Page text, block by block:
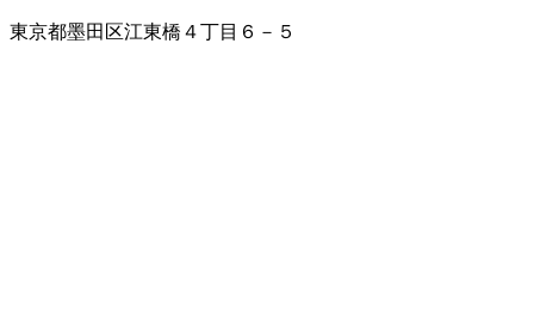
東京都墨田区江東橋４丁目６－５